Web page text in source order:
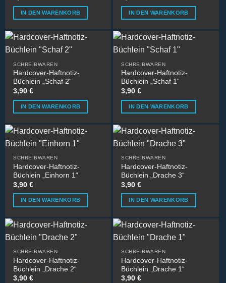
IN DEN WARENKORB IN DEN WARENKORB
SCHREIBWAREN
Hardcover-Haftnotiz-
Büchlein „Schaf 2“
3,90€
IN DEN WARENKORB
SCHREIBWAREN
Hardcover-Haftnotiz-
Büchlein „Schaf 1“
3,90€
IN DEN WARENKORB
SCHREIBWAREN
Hardcover-Haftnotiz-
Büchlein „Einhorn 1“
3,90€
IN DEN WARENKORB
SCHREIBWAREN
Hardcover-Haftnotiz-
Büchlein „Drache 3“
3,90€
IN DEN WARENKORB
SCHREIBWAREN
Hardcover-Haftnotiz-
Büchlein „Drache 2“
3,90€
SCHREIBWAREN
Hardcover-Haftnotiz-
Büchlein „Drache 1“
3,90€